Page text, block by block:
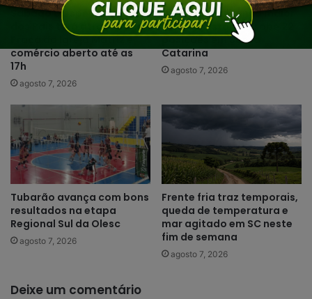
Sábado D especial de Dia
dos Pais terá atrações na
Praça da Igreja Matriz e
comércio aberto até as
17h
agosto 7, 2026
Urussanga alcança maior
Ideb da história e sobe 22
posições em Santa
Catarina
agosto 7, 2026
Tubarão avança com bons
resultados na etapa
Regional Sul da Olesc
agosto 7, 2026
Frente fria traz temporais,
queda de temperatura e
mar agitado em SC neste
fim de semana
agosto 7, 2026
Deixe um comentário